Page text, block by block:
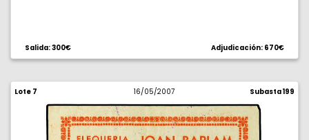
Salida: 300€ Adjudicación: 670€
Lote 7 16/05/2007 Subasta 199